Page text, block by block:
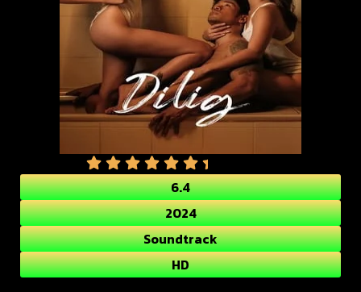
6.4
2024
Soundtrack
HD